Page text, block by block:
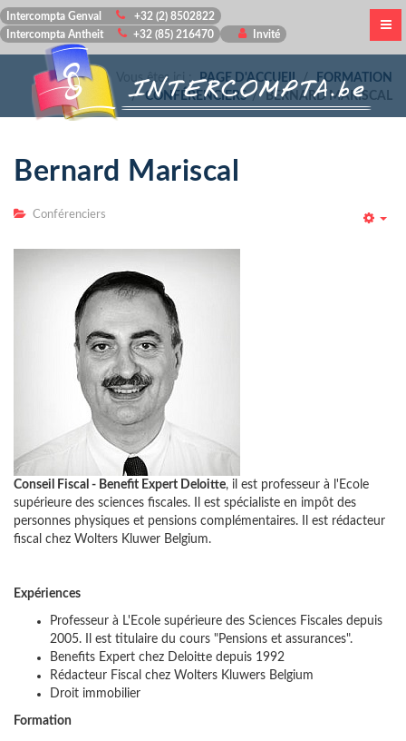
Intercompta Genval
+32 (2) 8502822
Intercompta Antheit
+32 (85) 216470 Invité
Vous êtes ici :PAGE D'ACCUEIL
FORMATION
CONFÉRENCIERS
BERNARD MARISCAL
Bernard Mariscal
Conférenciers
Conseil Fiscal - Benefit Expert Deloitte, il est professeur à l'Ecole
supérieure des sciences fiscales. Il est spécialiste en impôt des
personnes physiques et pensions complémentaires. Il est rédacteur
fiscal chez Wolters Kluwer Belgium.
Expériences
Professeur à L'Ecole supérieure des Sciences Fiscales depuis
2005. Il est titulaire du cours "Pensions et assurances".
Benefits Expert chez Deloitte depuis 1992
Rédacteur Fiscal chez Wolters Kluwers Belgium
Droit immobilier
Formation